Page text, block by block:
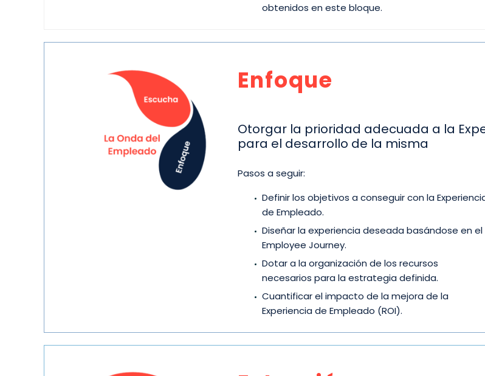
obtenidos en este bloque.
Enfoque
Otorgar la prioridad adecuada a la
para el desarrollo de la misma
Pasos a seguir:
Definir los objetivos a conseguir con la
de Empleado.
Diseñar la experiencia deseada basándose en el
Employee Journey.
Dotar a la organización de los recursos
necesarios para la estrategia definida.
Cuantificar el impacto de la mejora de la
Experiencia de Empleado (ROI).